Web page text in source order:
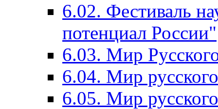
6.02. Фестиваль
потенциал России"
6.03. Мир
6.04. Мир
6.05. Мир